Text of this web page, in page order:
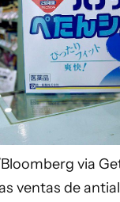
via
ventas de